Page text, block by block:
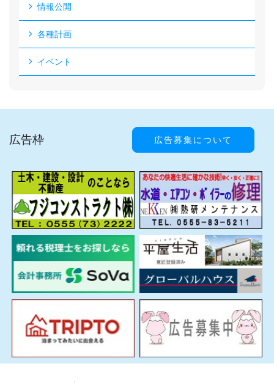
情報公開
各種計画
イベント
広告枠 広告募集について